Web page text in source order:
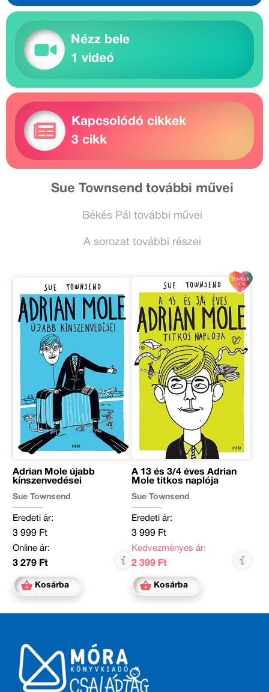
Nézz bele
1 videó
Kapcsolódó cikkek
3 cikk
Sue Townsend további művei
Békés Pál további művei
A sorozat további részei
Adrian Mole újabb
kínszenvedései
Sue Townsend
Eredeti ár:
3 999 Ft
Online ár:
3 279 Ft
Kosárba
A 13 és 3/4 éves Adrian
Mole titkos naplója
Sue Townsend
Eredeti ár:
3 999 Ft
Kedvezményes ár:
2 399 Ft
Kosárba